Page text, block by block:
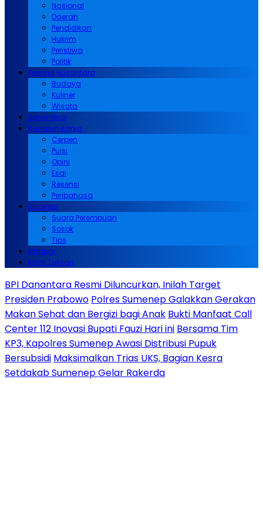
Nasional
Daerah
Pendidikan
Hukrim
Peristiwa
Politik
Pesona Nusantara
Budaya
Kuliner
Wisata
Advertorial
Rumpun Karya
Cerpen
Puisi
Opini
Esai
Resensi
Peribahasa
Inspirasi
Suara Perempuan
Sosok
Tips
Mimbar
Kirim Tulisan
BPI Danantara Resmi Diluncurkan, Inilah Target
Presiden Prabowo Polres Sumenep Galakkan Gerakan
Makan Sehat dan Bergizi bagi Anak Bukti Manfaat Call
Center 112 Inovasi Bupati Fauzi Hari ini Bersama Tim
KP3, Kapolres Sumenep Awasi Distribusi Pupuk
Bersubsidi Maksimalkan Trias UKS, Bagian Kesra
Setdakab Sumenep Gelar Rakerda